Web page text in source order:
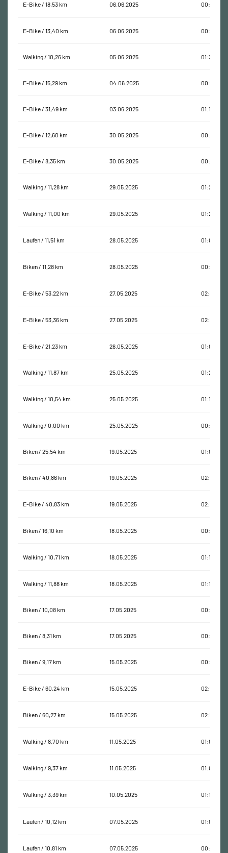
E-Bike / 18,53 km 06.06.2025 00:44:18
E-Bike / 13,40 km 06.06.2025 00:44:48
Walking / 10,26 km 05.06.2025 01:38:56
E-Bike / 15,29 km 04.06.2025 00:50:58
E-Bike / 31,49 km 03.06.2025 01:15:27
E-Bike / 12,60 km 30.05.2025 00:37:00
E-Bike / 8,35 km 30.05.2025 00:22:32
Walking / 11,28 km 29.05.2025 01:26:59
Walking / 11,00 km 29.05.2025 01:25:28
Laufen / 11,51 km 28.05.2025 01:07:39
Biken / 11,28 km 28.05.2025 00:52:00
E-Bike / 53,22 km 27.05.2025 02:34:22
E-Bike / 53,36 km 27.05.2025 02:33:25
E-Bike / 21,23 km 26.05.2025 01:04:06
Walking / 11,87 km 25.05.2025 01:21:21
Walking / 10,54 km 25.05.2025 01:18:41
Walking / 0,00 km 25.05.2025 00:00:02
Biken / 25,54 km 19.05.2025 01:01:16
Biken / 40,86 km 19.05.2025 02:10:37
E-Bike / 40,83 km 19.05.2025 02:10:11
Biken / 16,10 km 18.05.2025 00:40:26
Walking / 10,71 km 18.05.2025 01:19:20
Walking / 11,88 km 18.05.2025 01:19:47
Biken / 10,08 km 17.05.2025 00:22:27
Biken / 8,31 km 17.05.2025 00:15:11
Biken / 9,17 km 15.05.2025 00:43:48
E-Bike / 60,24 km 15.05.2025 02:51:23
Biken / 60,27 km 15.05.2025 02:51:44
Walking / 8,70 km 11.05.2025 01:07:08
Walking / 9,37 km 11.05.2025 01:07:12
Walking / 3,39 km 10.05.2025 01:14:31
Laufen / 10,12 km 07.05.2025 01:00:06
Laufen / 10,81 km 07.05.2025 00:59:27